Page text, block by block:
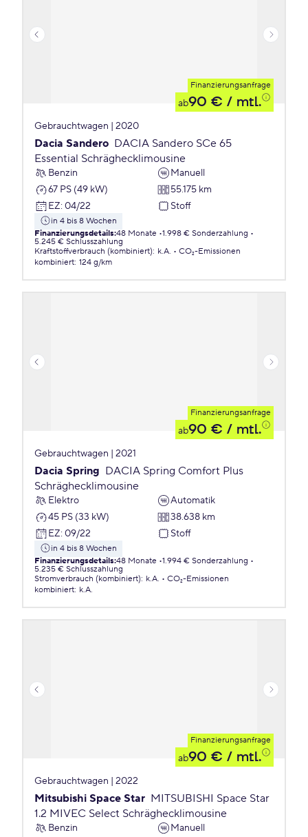
Finanzierungsanfrage
ab90 € / mtl.
Gebrauchtwagen | 2020
Dacia Sandero DACIA Sandero SCe 65
Essential Schräghecklimousine
Benzin
Manuell
67 PS (49 kW)
55.175 km
EZ: 04/22 Stoff
in 4 bis 8 Wochen
Finanzierungsdetails:48 Monate 1.998 € Sonderzahlung
5.245 € Schlusszahlung
Kraftstoffverbrauch (kombiniert): k.A.
CO₂-Emissionen
kombiniert: 124 g/km
Finanzierungsanfrage
ab90 € / mtl.
Gebrauchtwagen | 2021
Dacia Spring DACIA Spring Comfort Plus
Schräghecklimousine
Elektro
Automatik
45 PS (33 kW)
38.638 km
EZ: 09/22 Stoff
in 4 bis 8 Wochen
Finanzierungsdetails:48 Monate 1.994 € Sonderzahlung
5.235 € Schlusszahlung
Stromverbrauch (kombiniert): k.A.
CO₂-Emissionen
kombiniert: k.A.
Finanzierungsanfrage
ab90 € / mtl.
Gebrauchtwagen | 2022
Mitsubishi Space Star MITSUBISHI Space Star
1.2 MIVEC Select Schräghecklimousine
Benzin
Manuell